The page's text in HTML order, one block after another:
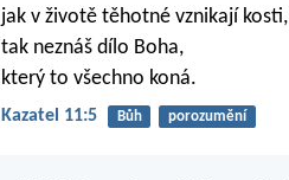
jak v životě těhotné vznikají kosti,
tak neznáš dílo Boha,
který to všechno koná.
Kazatel 11:5 Bůh porozumění